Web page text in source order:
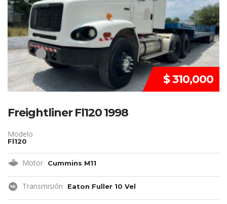
$ 310,000
Freightliner Fl120 1998
Modelo
Fl120
Motor Cummins M11
Transmisión Eaton Fuller 10 Vel